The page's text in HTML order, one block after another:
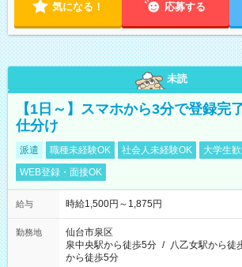
気になる！ 応募する
未読
【1日～】スマホから3分で登録完
仕分け
派遣 職種未経験OK 社会人未経験OK 大学生
WEB登録・面接OK
給与 時給1,500円～1,875円
勤務地
仙台市泉区
泉中央駅から徒歩5分 / 八乙女駅から徒
から徒歩5分